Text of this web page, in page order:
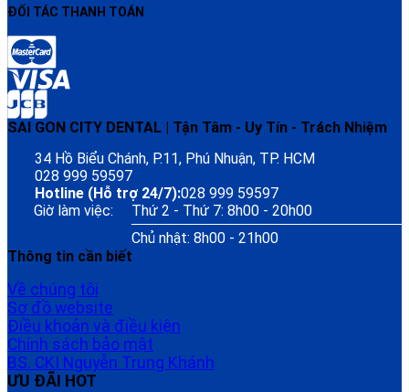
ĐỐI TÁC THANH TOÁN
SAI GON CITY DENTAL | Tận Tâm - Uy Tín - Trách Nhiệm
34 Hồ Biểu Chánh, P.11, Phú Nhuận, TP. HCM
028 999 59597
Hotline (Hỗ trợ 24/7):028 999 59597
Giờ làm việc:
Thứ 2 - Thứ 7: 8h00 - 20h00
Chủ nhật: 8h00 - 21h00
Thông tin cần biết
Về chúng tôi
Sơ đồ website
Điều khoản và điều kiện
Chính sách bảo mật
BS. CKI Nguyễn Trung Khánh
ƯU ĐÃI HOT